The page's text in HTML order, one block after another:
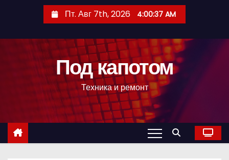
с
Пт. Авг 7th, 2026 4:00:38 AM
Под капотом
Техника и ремонт